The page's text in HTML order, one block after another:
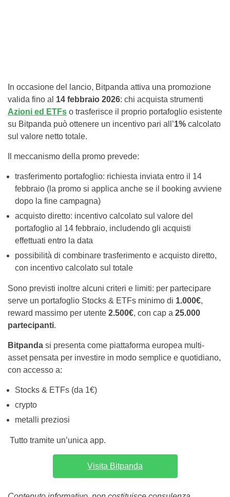
In occasione del lancio, Bitpanda attiva una promozione
valida fino al 14 febbraio 2026: chi acquista strumenti
Azioni ed ETFs o trasferisce il proprio portafoglio esistente
su Bitpanda può ottenere un incentivo pari all’1% calcolato
sul valore netto totale.
Il meccanismo della promo prevede:
trasferimento portafoglio: richiesta inviata entro il 14
febbraio (la promo si applica anche se il booking avviene
dopo la fine campagna)
acquisto diretto: incentivo calcolato sul valore del
portafoglio al 14 febbraio, includendo gli acquisti
effettuati entro la data
possibilità di combinare trasferimento e acquisto diretto,
con incentivo calcolato sul totale
Sono previsti inoltre alcuni criteri e limiti: per partecipare
serve un portafoglio Stocks & ETFs minimo di 1.000€,
reward massimo per utente 2.500€, con cap a 25.000
partecipanti.
Bitpanda si presenta come piattaforma europea multi-
asset pensata per investire in modo semplice e quotidiano,
con accesso a:
Stocks & ETFs (da 1€)
crypto
metalli preziosi
Tutto tramite un’unica app.
Visita Bitpanda